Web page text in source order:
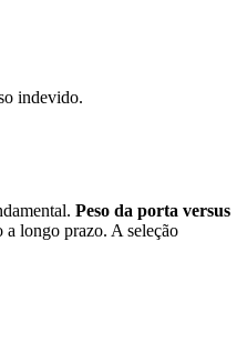
indevido.
Peso da porta versus
a longo prazo. A seleção